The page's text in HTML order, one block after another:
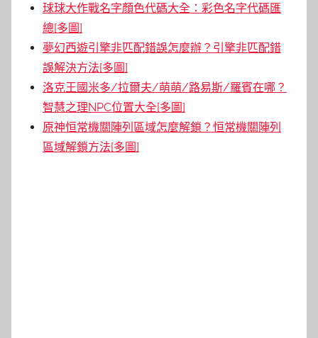
球球大作戰名字顏色代碼大全：彩色名字代碼匯
總[多圖]
夢幻西遊引擎非匹配錯誤怎麼辦？引擎非匹配錯
誤解決方法[多圖]
洛克王國米多/拉爾夫/萌萌/路易斯/羅賓在哪？
智慧之理NPC位置大全[多圖]
原神恒常機關陣列區域怎麼解鎖？恒常機關陣列
區域解鎖方法[多圖]